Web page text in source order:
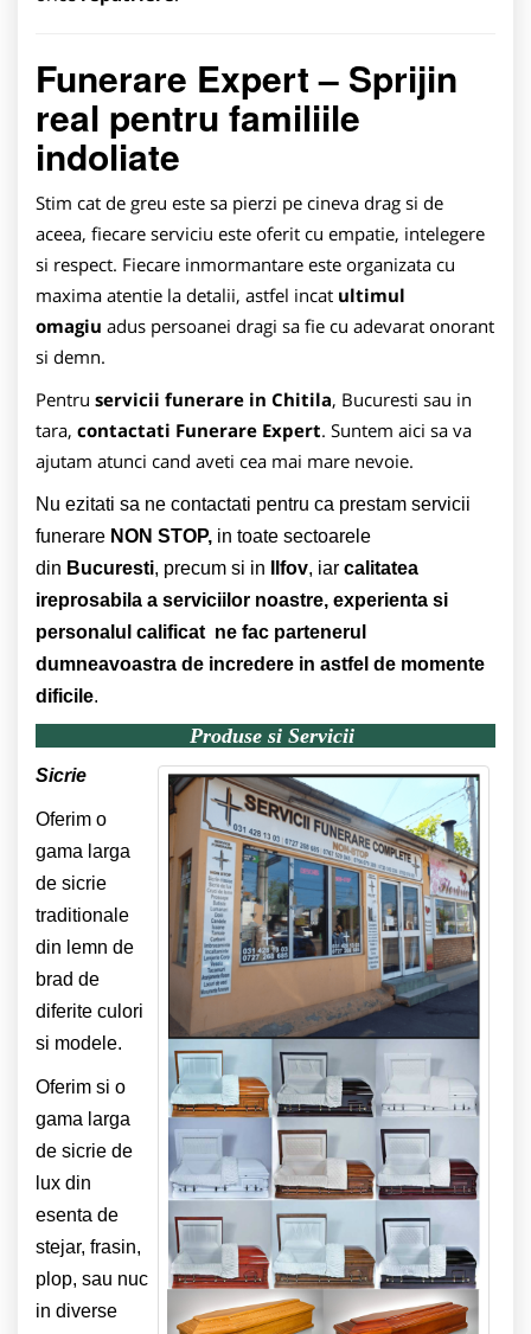
Funerare Expert – Sprijin
real pentru familiile
indoliate
Stim cat de greu este sa pierzi pe cineva drag si de
aceea, fiecare serviciu este oferit cu empatie, intelegere
si respect. Fiecare inmormantare este organizata cu
maxima atentie la detalii, astfel incat ultimul
omagiu adus persoanei dragi sa fie cu adevarat onorant
si demn.
Pentru servicii funerare in Chitila, Bucuresti sau in
tara, contactati Funerare Expert. Suntem aici sa va
ajutam atunci cand aveti cea mai mare nevoie.
Nu ezitati sa ne contactati pentru ca prestam servicii
funerare NON STOP, in toate sectoarele
din Bucuresti, precum si in Ilfov, iar calitatea
ireprosabila a serviciilor noastre, experienta si
personalul calificat ne fac partenerul
dumneavoastra de incredere in astfel de momente
dificile.
Produse si Servicii
Sicrie
Oferim o
gama larga
de sicrie
traditionale
din lemn de
brad de
diferite culori
si modele.
Oferim si o
gama larga
de sicrie de
lux din
esenta de
stejar, frasin,
plop, sau nuc
in diverse